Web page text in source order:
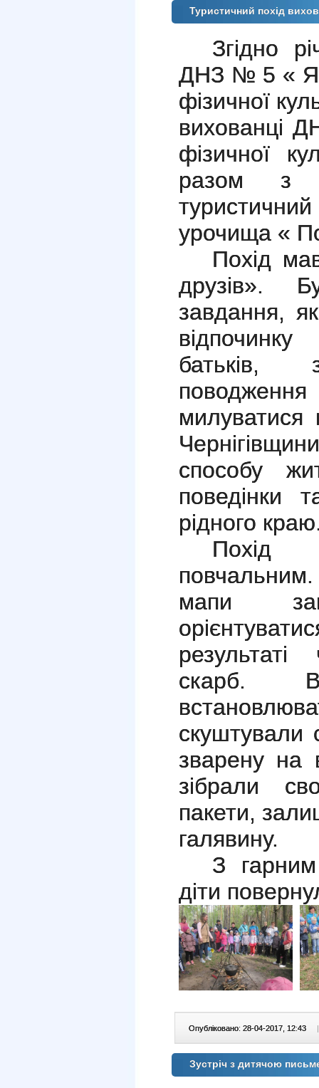
Туристичний похід
Згідно
ДНЗ № 5 «
фізичної
вихованці
фізичної
разом з
урочища «
Похід
друзів».
завдання,
батьків,
милуватися
способу
поведінки
рідного
Похід
мапи
скарб.
скуштували
зварену на
зібрали
пакети,
галявину.
З
діти
Опубліковано: 28-04-2017, 12:43 |
Зустріч з дитячою